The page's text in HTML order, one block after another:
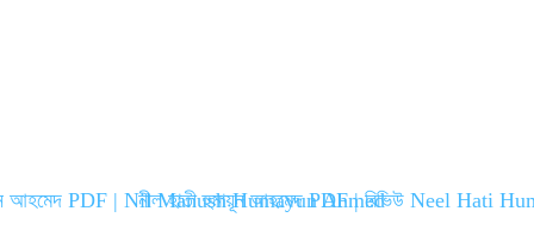
আহমেদ PDF | Nil Manush Humayun Ahmed
নীল হাতী হুমায়ূন আহমেদ PDF | রিভিউ Neel Hati